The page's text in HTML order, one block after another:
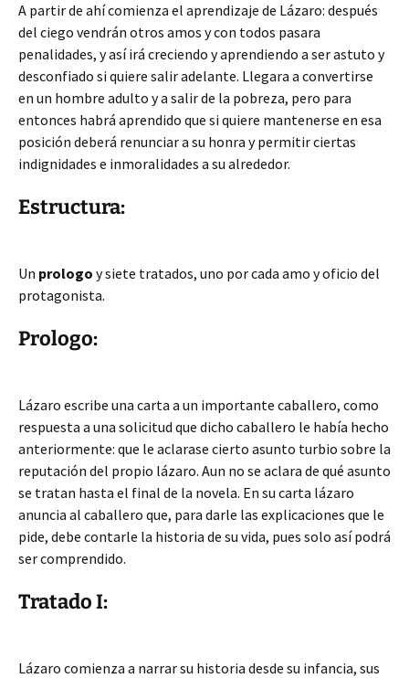
A partir de ahí comienza el aprendizaje de Lázaro: después
del ciego vendrán otros amos y con todos pasara
penalidades, y así irá creciendo y aprendiendo a ser astuto y
desconfiado si quiere salir adelante. Llegara a convertirse
en un hombre adulto y a salir de la pobreza, pero para
entonces habrá aprendido que si quiere mantenerse en esa
posición deberá renunciar a su honra y permitir ciertas
indignidades e inmoralidades a su alrededor.
Estructura:
Un prologo y siete tratados, uno por cada amo y oficio del
protagonista.
Prologo:
Lázaro escribe una carta a un importante caballero, como
respuesta a una solicitud que dicho caballero le había hecho
anteriormente: que le aclarase cierto asunto turbio sobre la
reputación del propio lázaro. Aun no se aclara de qué asunto
se tratan hasta el final de la novela. En su carta lázaro
anuncia al caballero que, para darle las explicaciones que le
pide, debe contarle la historia de su vida, pues solo así podrá
ser comprendido.
Tratado I:
Lázaro comienza a narrar su historia desde su infancia, sus